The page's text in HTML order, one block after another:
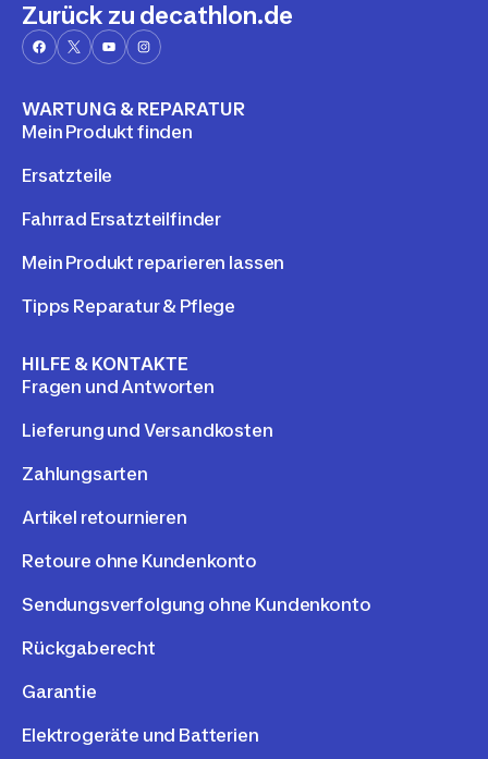
Zurück zu decathlon.de
WARTUNG & REPARATUR
Mein Produkt finden
Ersatzteile
Fahrrad Ersatzteilfinder
Mein Produkt reparieren lassen
Tipps Reparatur & Pflege
HILFE & KONTAKTE
Fragen und Antworten
Lieferung und Versandkosten
Zahlungsarten
Artikel retournieren
Retoure ohne Kundenkonto
Sendungsverfolgung ohne Kundenkonto
Rückgaberecht
Garantie
Elektrogeräte und Batterien